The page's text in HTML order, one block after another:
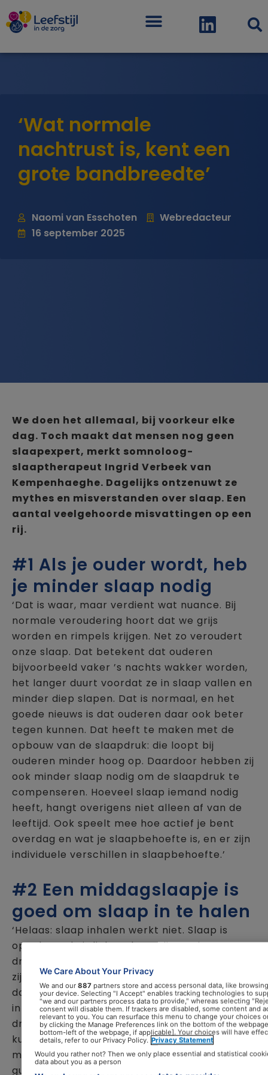
Menu
‘Wat normale
nachtrust is, kent een
grote bandbreedte’
Naomi van Esschoten
Webredacteur
16 september 2025
We doen het allemaal, bij voorkeur elke
dag. Toch maakt dat mensen nog geen
slaapexpert, merkt somnoloog-
slaaptherapeut Ingrid Verbeek van
Kempenhaeghe. Dagelijks ontzenuwt ze
mythes en misverstanden over slaap. Een
aantal veelgehoorde misvattingen op een
rij.
#1 Als je ouder wordt, heb
je minder slaap nodig
‘Dat is waar, maar verdient wat nuance. Bij
normale veroudering hoort dat we grijs
worden en rimpels krijgen. Net zo veroudert
onze slaap. Dat betekent dat ouderen
bijvoorbeeld vaker ’s nachts wakker worden,
het langer duurt voordat ze in slaap vallen en
minder diep slapen. Dat is normaal, en het
goede nieuws is dat ouderen daar ook beter
tegen kunnen. Dat heeft te maken met de
opbouw van de slaapdruk: die loopt bij
ouderen minder hoog op. Daardoor hebben zij
ook minder slaap nodig om de slaapdruk te
compenseren. Hoeveel slaap iemand nodig
heeft, hangt overigens niet alleen af van de
leeftijd. Ook speelt mee hoe actief je bent
overdag en wat je slaapbehoefte is, en er zijn
individuele verschillen in slaapbehoefte.’
#2 Een middagslaapje is
goed om slaap in te halen
‘Helaas: slaap inhalen werkt niet. Slaap is
opgebouwd uit lichte slaap, diepe slaap en
droomslaap. Vooral de diepe en droomslaap
zijn belangrijk voor herstel. Op het moment
dat je minder kans krijgt om te slapen, krijg je
in verhouding meer diepe slaap en
droomslaap. Alleen heel actieve sporters
kunnen weleens baat hebben van een dutje,
mensen die zichzelf te weinig nachtrust
gunnen en oudere mensen. Het beter om een
We Care About Your Privacy
We and our 887partners store and access personal data, like
your device. Selecting "I Accept" enables tracking technologies to
"we and our partners process data to provide," whereas selecting
consent will disable them. If trackers are disabled, some content and
relevant to you. You can resurface this menu to change your choices
by clicking the Manage Preferences link on the bottom of the
bottom-left of the webpage, if applicable]. Your choices will have
details, refer to our Privacy Policy. Privacy Statement
Would you rather not? Then we only place essential and statistical
data about you as a person